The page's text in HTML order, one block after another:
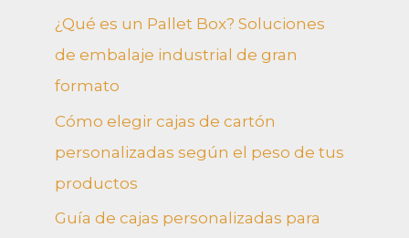
¿Qué es un Pallet Box? Soluciones
de embalaje industrial de gran
formato
Cómo elegir cajas de cartón
personalizadas según el peso de tus
productos
Guía de cajas personalizadas para